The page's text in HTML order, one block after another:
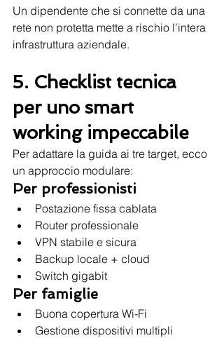
Un dipendente che si connette da una
rete non protetta mette a rischio l’intera
infrastruttura aziendale.
5. Checklist tecnica
per uno smart
working impeccabile
Per adattare la guida ai tre target, ecco
un approccio modulare:
Per professionisti
Postazione fissa cablata
Router professionale
VPN stabile e sicura
Backup locale + cloud
Switch gigabit
Per famiglie
Buona copertura Wi-Fi
Gestione dispositivi multipli